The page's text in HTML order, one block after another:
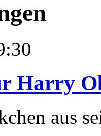
Harry
aus